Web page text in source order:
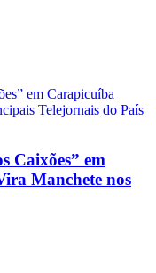
Caixões” em
Manchete nos